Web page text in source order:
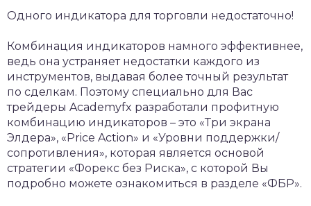
Одного индикатора для торговли недостаточно!
Комбинация индикаторов намного эффективнее,
ведь она устраняет недостатки каждого из
инструментов, выдавая более точный результат
по сделкам. Поэтому специально для Вас
трейдеры Academyfx разработали профитную
комбинацию индикаторов – это «Три экрана
Элдера», «Price Action» и «Уровни поддержки/
сопротивления», которая является основой
стратегии «Форекс без Риска», с которой Вы
подробно можете ознакомиться в разделе «ФБР».